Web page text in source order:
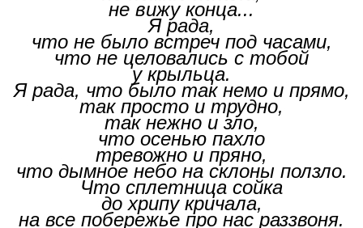
не вижу конца...
Я рада,
что не было встреч под часами,
что не целовались с тобой
у крыльца.
Я рада, что было так немо и прямо,
так просто и трудно,
так нежно и зло,
что осенью пахло
тревожно и пряно,
что дымное небо на склоны ползло.
Что сплетница сойка
до хрипу кричала,
на все побережье про нас раззвоня.